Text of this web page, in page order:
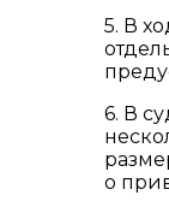
5. В
6. В
о